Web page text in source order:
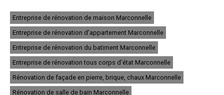
- Entreprise de rénovation immobilière à Lens
- Entreprise de rénovation immobilière à Liévin
- Entreprise de rénovation immobilière à Béthune
- Entreprise de rénovation immobilière à Hénin-Beaumont
- Entreprise de rénovation immobilière à Bruay-la-Buissière
- Entreprise de rénovation immobilière à Avion
- Entreprise de rénovation immobilière à Carvin
- Entreprise de rénovation immobilière à Berck
- Entreprise de rénovation immobilière à Saint-Omer
Entreprise de rénovation de maison Marconnelle
Entreprise de rénovation d'appartement Marconnelle
Entreprise de rénovation du batiment Marconnelle
Entreprise de rénovation tous corps d'état Marconnelle
Rénovation de façade en pierre, brique, chaux Marconnelle
Rénovation de salle de bain Marconnelle